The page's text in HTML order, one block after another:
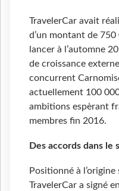
TravelerCar avait
d’un montant de
lancer à l’automne
de croissance
concurrent
actuellement 100
ambitions espèrant
membres fin 2016.
Des accords dans
Positionné à
TravelerCar a signé